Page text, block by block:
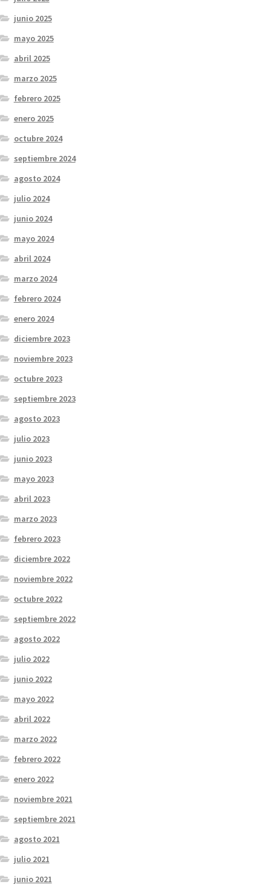
junio 2025
mayo 2025
abril 2025
marzo 2025
febrero 2025
enero 2025
octubre 2024
septiembre 2024
agosto 2024
julio 2024
junio 2024
mayo 2024
abril 2024
marzo 2024
febrero 2024
enero 2024
diciembre 2023
noviembre 2023
octubre 2023
septiembre 2023
agosto 2023
julio 2023
junio 2023
mayo 2023
abril 2023
marzo 2023
febrero 2023
diciembre 2022
noviembre 2022
octubre 2022
septiembre 2022
agosto 2022
julio 2022
junio 2022
mayo 2022
abril 2022
marzo 2022
febrero 2022
enero 2022
noviembre 2021
septiembre 2021
agosto 2021
julio 2021
junio 2021